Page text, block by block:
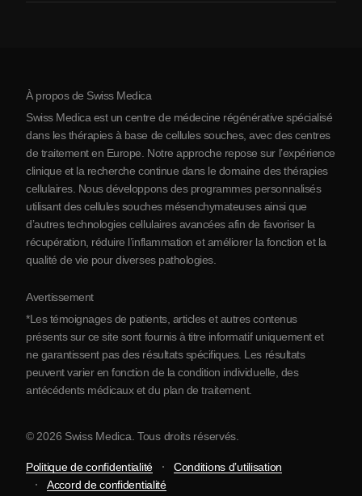
Arthrite
À propos de la Serbie
Blog
Partenariats
Contact
À propos de Swiss Medica
Swiss Medica est un centre de médecine régénérative spécialisé
dans les thérapies à base de cellules souches, avec des centres
de traitement en Europe. Notre approche repose sur l’expérience
clinique et la recherche continue dans le domaine des thérapies
cellulaires. Nous développons des programmes personnalisés
utilisant des cellules souches mésenchymateuses ainsi que
d’autres technologies cellulaires avancées afin de favoriser la
récupération, réduire l’inflammation et améliorer la fonction et la
qualité de vie pour diverses pathologies.
Avertissement
*Les témoignages de patients, articles et autres contenus
présents sur ce site sont fournis à titre informatif uniquement et
ne garantissent pas des résultats spécifiques. Les résultats
peuvent varier en fonction de la condition individuelle, des
antécédents médicaux et du plan de traitement.
© 2026 Swiss Medica. Tous droits réservés.
Politique de confidentialité
Conditions d’utilisation
Accord de confidentialité